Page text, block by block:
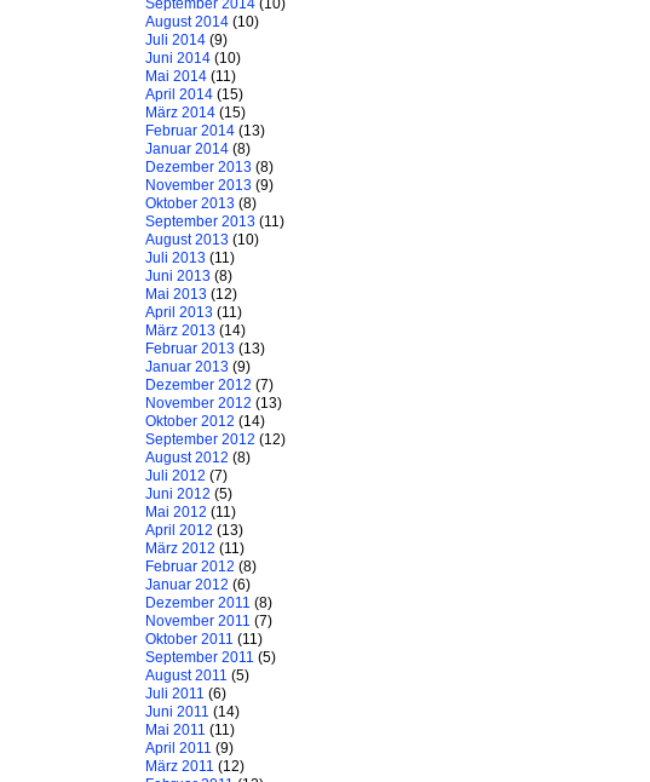
September 2014 (10)
August 2014 (10)
Juli 2014 (9)
Juni 2014 (10)
Mai 2014 (11)
April 2014 (15)
März 2014 (15)
Februar 2014 (13)
Januar 2014 (8)
Dezember 2013 (8)
November 2013 (9)
Oktober 2013 (8)
September 2013 (11)
August 2013 (10)
Juli 2013 (11)
Juni 2013 (8)
Mai 2013 (12)
April 2013 (11)
März 2013 (14)
Februar 2013 (13)
Januar 2013 (9)
Dezember 2012 (7)
November 2012 (13)
Oktober 2012 (14)
September 2012 (12)
August 2012 (8)
Juli 2012 (7)
Juni 2012 (5)
Mai 2012 (11)
April 2012 (13)
März 2012 (11)
Februar 2012 (8)
Januar 2012 (6)
Dezember 2011 (8)
November 2011 (7)
Oktober 2011 (11)
September 2011 (5)
August 2011 (5)
Juli 2011 (6)
Juni 2011 (14)
Mai 2011 (11)
April 2011 (9)
März 2011 (12)